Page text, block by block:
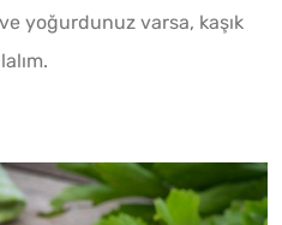
yoğurdunuz varsa, kaşık